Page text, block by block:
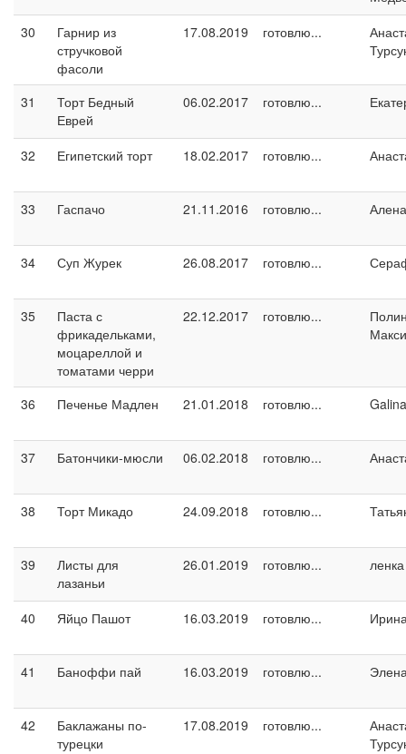
30
Гарнир из
стручковой
фасоли
17.08.2019 готовлю...
31
Торт Бедный
Еврей
06.02.2017 готовлю...
32 Египетский торт 18.02.2017 готовлю...
33 Гаспачо 21.11.2016 готовлю... Алена
34 Суп Журек 26.08.2017 готовлю...
35
Паста с
фрикадельками,
моцареллой и
томатами черри
22.12.2017 готовлю...
36 Печенье Мадлен 21.01.2018 готовлю...
37 Батончики-мюсли 06.02.2018 готовлю...
38 Торт Микадо 24.09.2018 готовлю...
39
Листы для
лазаньи
26.01.2019 готовлю...
40 Яйцо Пашот 16.03.2019 готовлю...
41 Баноффи пай 16.03.2019 готовлю...
42
Баклажаны по-
турецки
17.08.2019 готовлю...